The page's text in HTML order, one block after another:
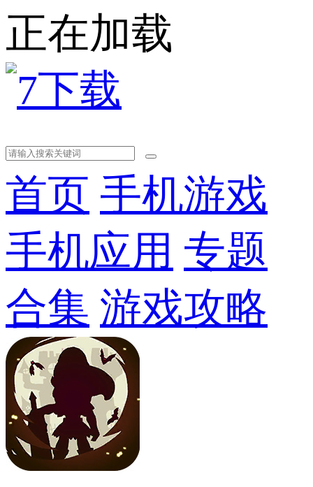
正在加载
首页 手机游戏
手机应用 专题
合集 游戏攻略